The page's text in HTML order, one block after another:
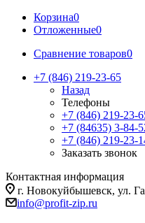
Корзина0
Отложенные0
Сравнение товаров0
+7 (846) 219-23-65
Назад
Телефоны
+7 (846) 219-23-
+7 (84635) 3-84-
+7 (846) 219-23-
Заказать звонок
Контактная информация
г. Новокуйбышевск, ул.
info@profit-zip.ru